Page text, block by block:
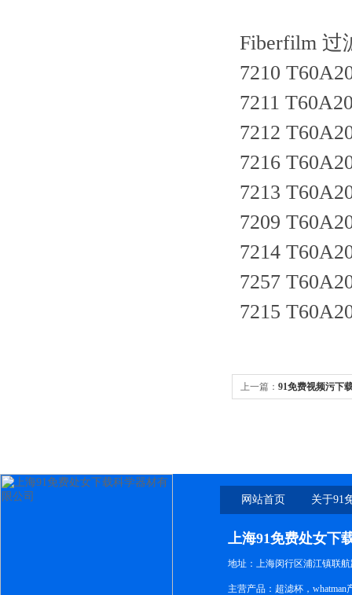
Fiberfilm 过
7210
7211
7212
7216
7213
7209
7214
7257
7215
上一篇： 91免费视频污下
网站首页 关于91
上海91免费处女下
地址：上海闵行区浦江镇联航
主营产品：超滤杯，